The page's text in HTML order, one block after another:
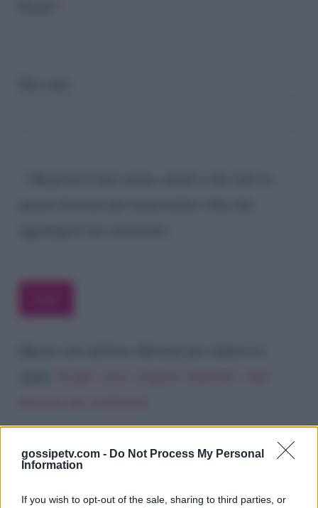
gossipetv.com - Do Not Process My Personal
Information
If you wish to opt-out of the sale, sharing to third parties, or